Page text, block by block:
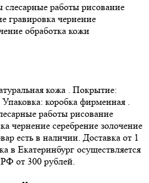
слесарные работы рисование
гравировка чернение
обработка кожи
кожа . Покрытие:
коробка фирменная .
работы рисование
чернение серебрение золочение
есть в наличии. Доставка от 1
в Екатеринбург осуществляется
от 300 рублей.